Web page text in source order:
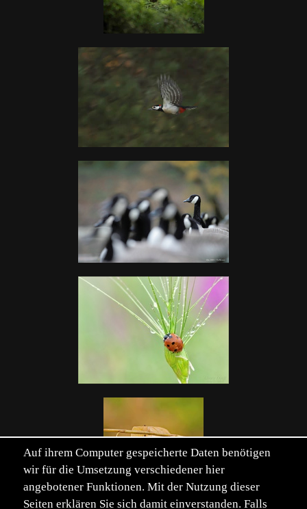
Auf ihrem Computer gespeicherte Daten benötigen
wir für die Umsetzung verschiedener hier
angebotener Funktionen. Mit der Nutzung dieser
Seiten erklären Sie sich damit einverstanden. Falls